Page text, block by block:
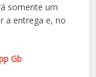
somente um
a entrega e, no
Gb